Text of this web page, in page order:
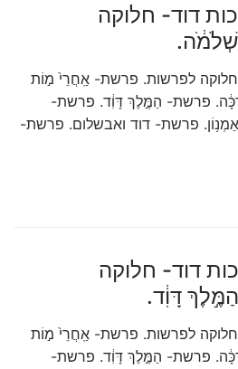
דוד- חלוקה
לפרשות. פרשת- אַֽחֲרֵי֙ מ֣וֹת
פרשת- הַמֶּ֣לֶךְ דָּוִ֔ד. פרשת-
פרשת- דוד ואבשלום. פרשת-
דוד- חלוקה
דָּוִ֔ד.
לפרשות. פרשת- אַֽחֲרֵי֙ מ֣וֹת
פרשת- הַמֶּ֣לֶךְ דָּוִ֔ד. פרשת-